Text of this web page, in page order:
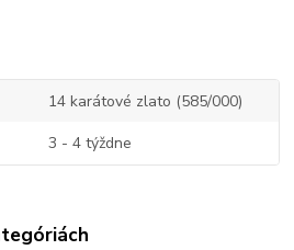
14 karátové zlato (585/000)
3 - 4 týždne